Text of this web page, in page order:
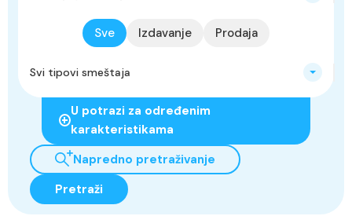
Sve Izdavanje Prodaja
Svi tipovi smeštaja
U potrazi za određenim
karakteristikama
Napredno pretraživanje
Pretraži